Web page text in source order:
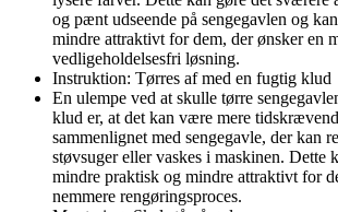
og pænt udseende på sengegavlen og
mindre attraktivt for dem, der ønsker en
vedligeholdelsesfri løsning.
Instruktion: Tørres af med en fugtig klud
En ulempe ved at skulle tørre
klud er, at det kan være mere
sammenlignet med sengegavle, der kan
støvsuger eller vaskes i maskinen. Dette
mindre praktisk og mindre attraktivt for
nemmere rengøringsproces.